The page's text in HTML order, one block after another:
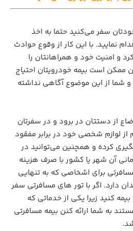
سفر می‌کنید حتما به اخذ
نمایید. با این کار از وقوع حوادث
و امنیت خود و همراهانتان را
ممکن است بیمه خودرویتان احتیاج
شما از این موضوع آگاهی نداشته
از دستتان در برود و در سفرتان
از لوازم شخصی خود در برابر مفقود
کرده و همچنین می‌توانید در
آن شهر یا کشور با صرف هزینه
برای اشخاصی که به تنهایی
دارد. اگر با تور های مسافرتی سفر
کنید زیرا یکی از خدماتی که
به شما ارائه کنن بیمه مسافرتی